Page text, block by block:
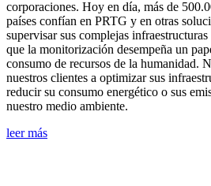
corporaciones. Hoy en día, más de
países confían en PRTG y en otras
supervisar sus complejas
que la monitorización desempeña un
consumo de recursos de la humanidad.
nuestros clientes a optimizar sus
reducir su consumo energético o sus
nuestro medio ambiente.
leer más